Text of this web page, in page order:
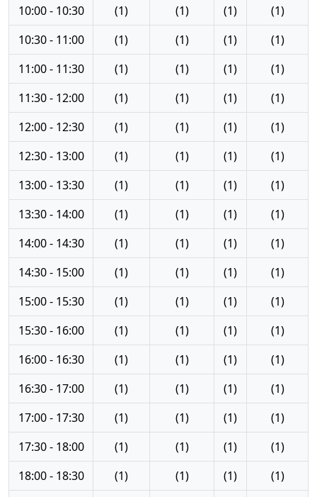
10:00 - 10:30
(1) (1) (1)
(1)
10:30 - 11:00
(1) (1) (1)
(1)
11:00 - 11:30
(1) (1) (1)
(1)
11:30 - 12:00
(1) (1) (1)
(1)
12:00 - 12:30
(1) (1) (1)
(1)
12:30 - 13:00
(1) (1) (1)
(1)
13:00 - 13:30
(1) (1) (1)
(1)
13:30 - 14:00
(1) (1) (1)
(1)
14:00 - 14:30
(1) (1) (1)
(1)
14:30 - 15:00
(1) (1) (1)
(1)
15:00 - 15:30
(1) (1) (1)
(1)
15:30 - 16:00
(1) (1) (1)
(1)
16:00 - 16:30
(1) (1) (1)
(1)
16:30 - 17:00
(1) (1) (1)
(1)
17:00 - 17:30
(1) (1) (1)
(1)
17:30 - 18:00
(1) (1) (1)
(1)
18:00 - 18:30
(1) (1) (1)
(1)